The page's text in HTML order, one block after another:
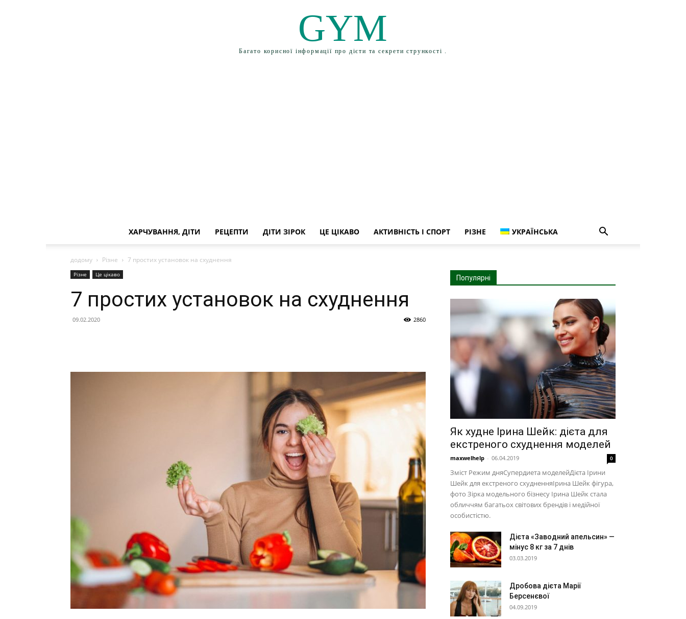
GYM
Багато корисної інформації про дієти та секрети стрункості .
ХАРЧУВАННЯ, ДІТИ РЕЦЕПТИ ДІТИ ЗІРОК ЦЕ ЦІКАВО АКТИВНІСТЬ І СПОРТ РІЗНЕ УКРАЇНСЬКА
додому Різне 7 простих установок на схуднення
Різне Це цікаво
7 простих установок на схуднення
09.02.2020 2860
Популярні
Як худне Ірина Шейк: дієта для
екстреного схуднення моделей
maxwelhelp - 06.04.2019 0
Зміст Режим дняСупердиета моделейДієта Ірини
Шейк для екстреного схудненняІрина Шейк фігура,
фото Зірка модельного бізнесу Ірина Шейк стала
обличчям багатьох світових брендів і медійної
особистістю.
Дієта «Заводний апельсин» —
мінус 8 кг за 7 днів
03.03.2019
Дробова дієта Марії
Берсенєвої
04.09.2019